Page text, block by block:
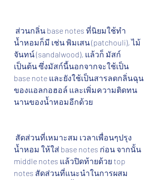
น้ำหอมก็มี เช่น พิมเสน (patchouli), ไม้
จันทน์ (sandalwood), แล้วก็ มัสก์
เป็นต้น ซึ่งมัสก์นี้นอกจากจะใช้เป็น
base note และยังใช้เป็นสารลดกลิ่นฉุน
ของแอลกอฮอล์ และเพิ่มความติดทน
นานของน้ำหอมอีกด้วย
น้ำหอม ให้ใส่ base notes ก่อน จากนั้น
middle notes แล้วปิดท้ายด้วย top
notes สัดส่วนที่แนะนำในการผสม